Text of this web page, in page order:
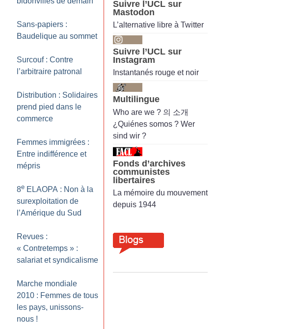
Sans-papiers :
Baudelique au sommet
Surcouf : Contre
l’arbitraire patronal
Distribution : Solidaires
prend pied dans le
commerce
Femmes immigrées :
Entre indifférence et
mépris
8e ELAOPA : Non à la
surexploitation de
l’Amérique du Sud
Revues :
« Contretemps » :
salariat et syndicalisme
Marche mondiale
2010 : Femmes de tous
les pays, unissons-
nous !
Suivre l’UCL sur
Mastodon
L’alternative libre à Twitter
Suivre l’UCL sur
Instagram
Instantanés rouge et noir
Multilingue
Who are we ? 의 소개
¿Quiénes somos ? Wer
sind wir ?
Fonds d’archives
communistes
libertaires
La mémoire du mouvement
depuis 1944